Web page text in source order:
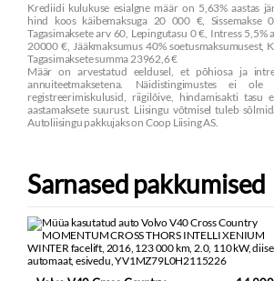
Krediidi kulukuse esialgne määr on 5,63% aastas
hind koos käibemaksuga 20 000 €, Sissemakse
Tagasimaksete arv 60, Lepingutasu 0 €, Intress
20000 €, Jääkmaksumus 40% soetusmaksumusest,
Tagasimaksete summa 23962,6 €
Määr on arvestatud eeldusel, et põhiosa ja
annuiteetmaksetena. Näidistingimustes ei
registreerimiskulusid, riigilõive, hindamisakti tasu
aastamaksete suurust. Liisingu võtmisel tuleb
Autoliisingu pakkujaks on Coop Liising AS.
Sarnased pakkumised